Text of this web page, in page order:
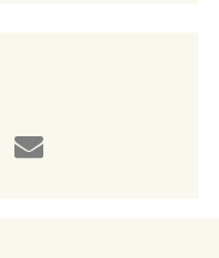
via twitter